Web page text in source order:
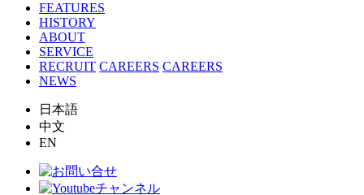
FEATURES
HISTORY
ABOUT
SERVICE
RECRUIT CAREERS CAREERS
NEWS
日本語
中文
EN